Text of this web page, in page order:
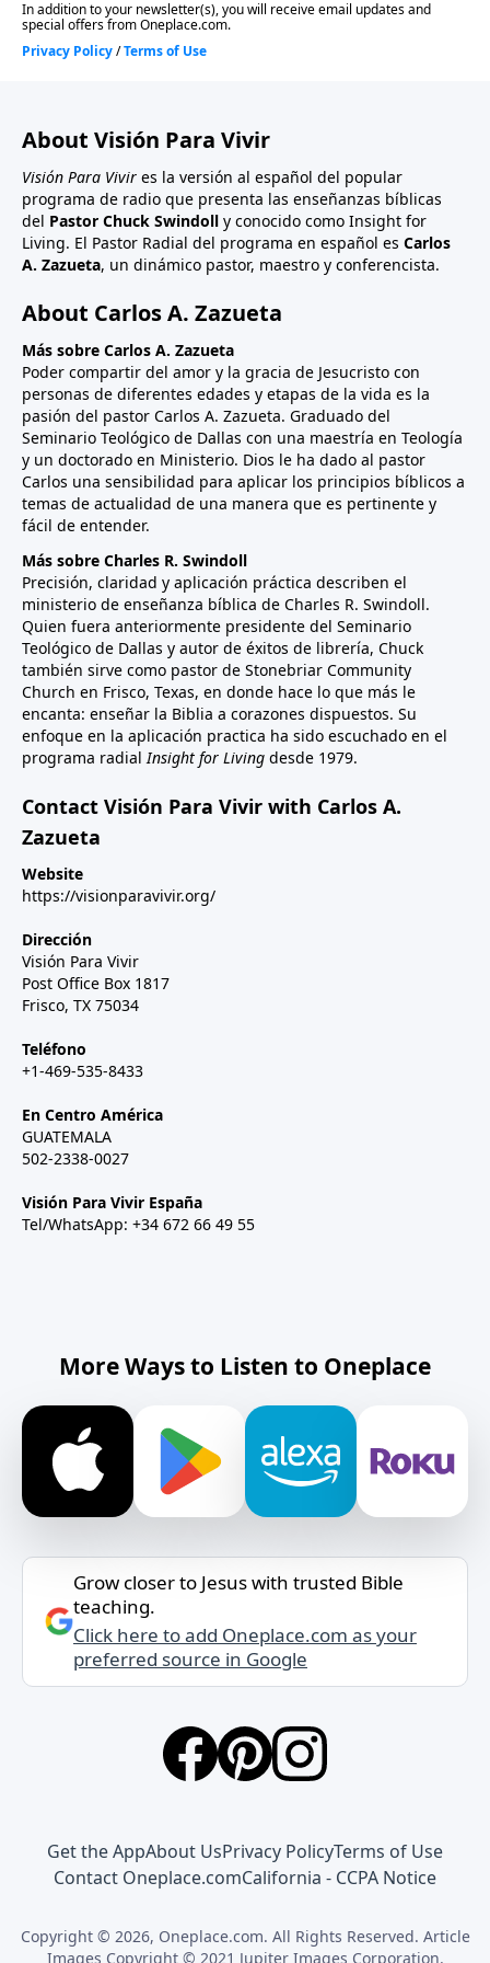
About Visión Para Vivir
Visión Para Vivir es la versión al español del popular
programa de radio que presenta las enseñanzas bíblicas
del Pastor Chuck Swindoll y conocido como Insight for
Living. El Pastor Radial del programa en español es Carlos
A. Zazueta, un dinámico pastor, maestro y conferencista.
About Carlos A. Zazueta
Más sobre Carlos A. Zazueta
Poder compartir del amor y la gracia de Jesucristo con
personas de diferentes edades y etapas de la vida es la
pasión del pastor Carlos A. Zazueta. Graduado del
Seminario Teológico de Dallas con una maestría en Teología
y un doctorado en Ministerio. Dios le ha dado al pastor
Carlos una sensibilidad para aplicar los principios bíblicos a
temas de actualidad de una manera que es pertinente y
fácil de entender.
Más sobre Charles R. Swindoll
Precisión, claridad y aplicación práctica describen el
ministerio de enseñanza bíblica de Charles R. Swindoll.
Quien fuera anteriormente presidente del Seminario
Teológico de Dallas y autor de éxitos de librería, Chuck
también sirve como pastor de Stonebriar Community
Church en Frisco, Texas, en donde hace lo que más le
encanta: enseñar la Biblia a corazones dispuestos. Su
enfoque en la aplicación practica ha sido escuchado en el
programa radial Insight for Living desde 1979.
Contact Visión Para Vivir with Carlos A.
Zazueta
Website
https://visionparavivir.org/
Dirección
Visión Para Vivir
Post Office Box 1817
Frisco, TX 75034
Teléfono
+1-469-535-8433
En Centro América
GUATEMALA
502-2338-0027
Visión Para Vivir España
Tel/WhatsApp: +34 672 66 49 55
More Ways to Listen to Oneplace
Grow closer to Jesus with trusted Bible
teaching.
Click here to add Oneplace.com as your
preferred source in Google
Get the AppAbout UsPrivacy PolicyTerms of Use
Contact Oneplace.comCalifornia - CCPA Notice
Copyright © 2026, Oneplace.com. All Rights Reserved. Article
Images Copyright © 2021 Jupiter Images Corporation.